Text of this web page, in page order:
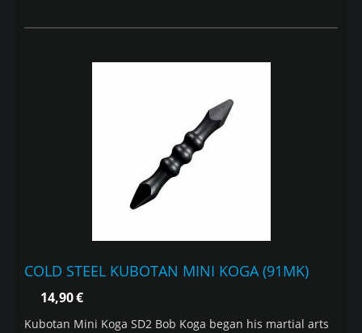
COLD STEEL KUBOTAN MINI KOGA (91MK)
14,90€
Kubotan Mini Koga SD2 Bob Koga began his martial arts